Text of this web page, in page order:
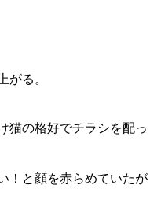
る。
猫の格好でチラシを配っ
！と顔を赤らめていたが